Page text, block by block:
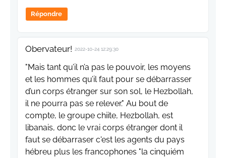
Répondre
Obervateur! 2022-10-24 12:29:30
"Mais tant qu’il n’a pas le pouvoir, les moyens
et les hommes qu’il faut pour se débarrasser
d’un corps étranger sur son sol, le Hezbollah,
il ne pourra pas se relever." Au bout de
compte, le groupe chiite, Hezbollah, est
libanais, donc le vrai corps étranger dont il
faut se débarraser c'est les agents du pays
hébreu plus les francophones "la cinquiém